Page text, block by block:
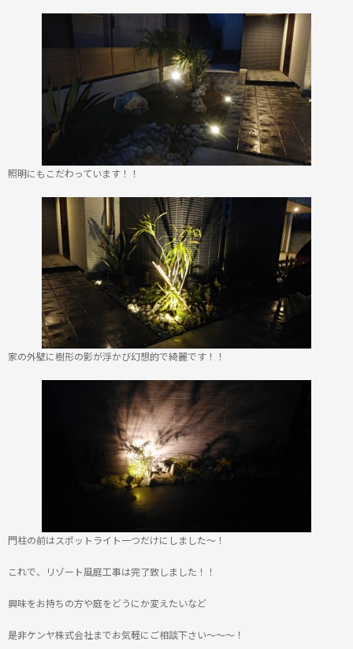
照明にもこだわっています！！
家の外壁に樹形の影が浮かび幻想的で綺麗です！！
門柱の前はスポットライト一つだけにしました～！
これで、リゾート風庭工事は完了致しました！！
興味をお持ちの方や庭をどうにか変えたいなど
是非ケンヤ株式会社までお気軽にご相談下さい～～～！